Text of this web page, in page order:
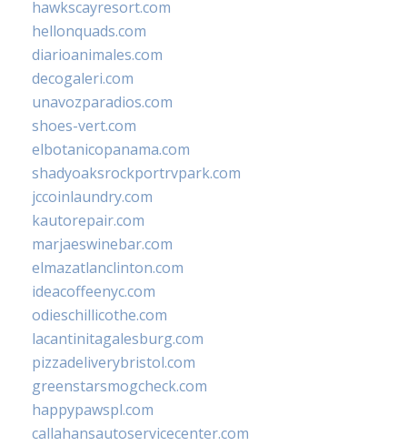
hawkscayresort.com
hellonquads.com
diarioanimales.com
decogaleri.com
unavozparadios.com
shoes-vert.com
elbotanicopanama.com
shadyoaksrockportrvpark.com
jccoinlaundry.com
kautorepair.com
marjaeswinebar.com
elmazatlanclinton.com
ideacoffeenyc.com
odieschillicothe.com
lacantinitagalesburg.com
pizzadeliverybristol.com
greenstarsmogcheck.com
happypawspl.com
callahansautoservicecenter.com